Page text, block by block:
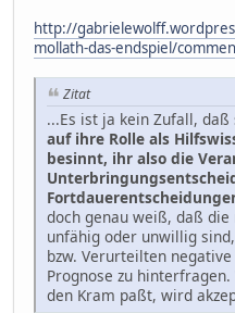
http://
mollath-das-endspiel/
Zitat
...Es ist ja kein Zufall, daß
auf ihre Rolle als
besinnt, ihr also die
doch genau weiß, daß
unfähig oder unwillig
bzw. Verurteilten
Prognose zu
den Kram paßt, wird